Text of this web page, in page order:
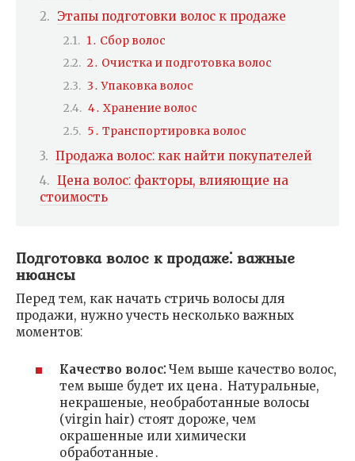
Этапы подготовки волос к продаже
1․ Сбор волос
2․ Очистка и подготовка волос
3․ Упаковка волос
4․ Хранение волос
5․ Транспортировка волос
Продажа волос⁚ как найти покупателей
Цена волос⁚ факторы, влияющие на
стоимость
Подготовка волос к продаже⁚ важные
нюансы
Перед тем, как начать стричь волосы для
продажи, нужно учесть несколько важных
моментов⁚
Качество волос⁚ Чем выше качество волос,
тем выше будет их цена․ Натуральные,
некрашеные, необработанные волосы
(virgin hair) стоят дороже, чем
окрашенные или химически
обработанные․